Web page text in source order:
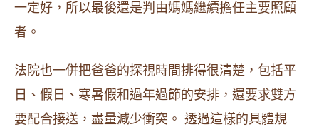
一定好，所以最後還是判由媽媽繼續擔任主要照顧
者。
法院也一併把爸爸的探視時間排得很清楚，包括平
日、假日、寒暑假和過年過節的安排，還要求雙方
要配合接送，盡量減少衝突。 透過這樣的具體規